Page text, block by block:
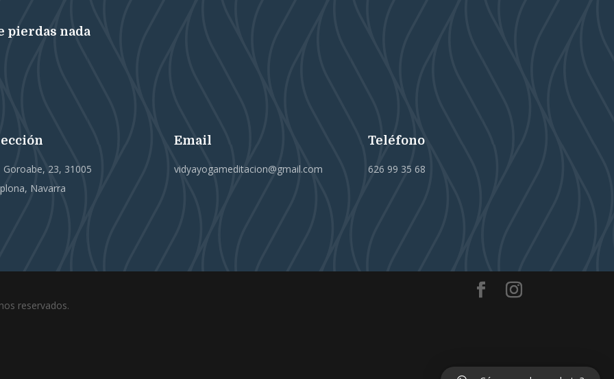
pierdas nada
Goroabe, 23, 31005
Navarra
Email
vidyayogameditacion@gmail.com
Teléfono
626 99 35 68
reservados.